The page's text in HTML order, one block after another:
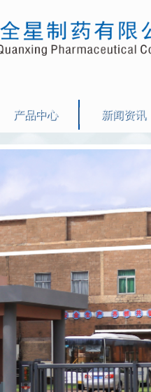
产品中心 新闻资讯